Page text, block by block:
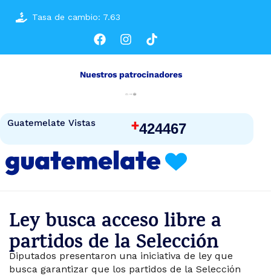
Tasa de cambio: 7.63
Guatemelate Vistas +424467
Nuestros patrocinadores
Ley busca acceso libre a
partidos de la Selección
Diputados presentaron una iniciativa de ley que
busca garantizar que los partidos de la Selección